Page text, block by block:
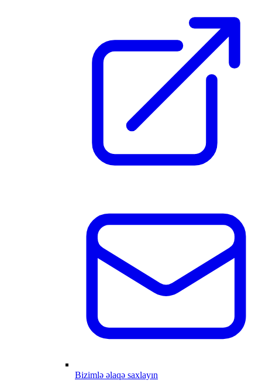
Bizimlə əlaqə saxlayın